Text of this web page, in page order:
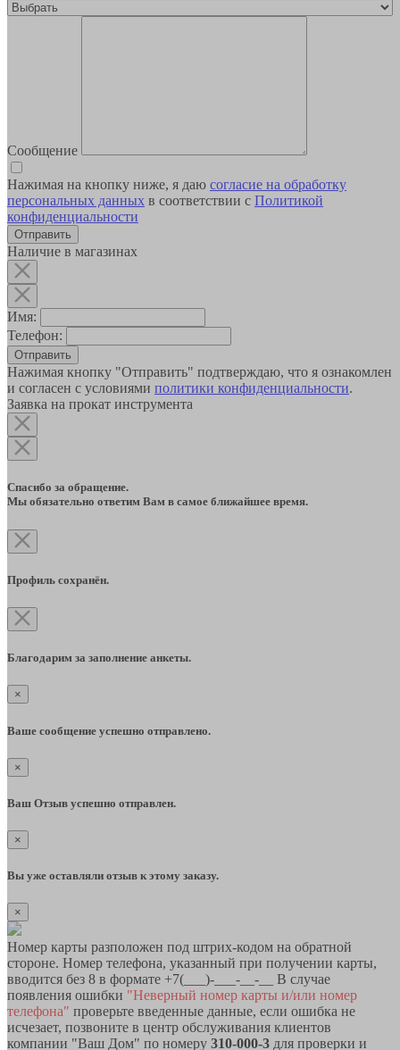
Сообщение
Нажимая на кнопку ниже, я даю согласие на обработку
персональных данных в соответствии с Политикой
конфиденциальности
Наличие в магазинах
Имя:
Телефон:
Отправить
Нажимая кнопку "Отправить" подтверждаю, что я ознакомлен
и согласен с условиями политики конфиденциальности.
Заявка на прокат инструмента
Спасибо за обращение.
Мы обязательно ответим Вам в самое ближайшее время.
Профиль сохранён.
Благодарим за заполнение анкеты.
×
Ваше сообщение успешно отправлено.
×
Ваш Отзыв успешно отправлен.
×
Вы уже оставляли отзыв к этому заказу.
×
Номер карты разположен под штрих-кодом на обратной
стороне. Номер телефона, указанный при получении карты,
вводится без 8 в формате +7(___)-___-__-__ В случае
появления ошибки "Неверный номер карты и/или номер
телефона" проверьте введенные данные, если ошибка не
исчезает, позвоните в центр обслуживания клиентов
компании "Ваш Дом" по номеру 310-000-3 для проверки и